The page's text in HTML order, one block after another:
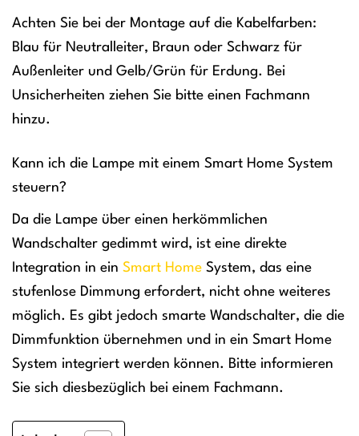
Achten Sie bei der Montage auf die Kabelfarben:
Blau für Neutralleiter, Braun oder Schwarz für
Außenleiter und Gelb/Grün für Erdung. Bei
Unsicherheiten ziehen Sie bitte einen Fachmann
hinzu.
Kann ich die Lampe mit einem Smart Home System
steuern?
Da die Lampe über einen herkömmlichen
Wandschalter gedimmt wird, ist eine direkte
Integration in ein Smart Home System, das eine
stufenlose Dimmung erfordert, nicht ohne weiteres
möglich. Es gibt jedoch smarte Wandschalter, die die
Dimmfunktion übernehmen und in ein Smart Home
System integriert werden können. Bitte informieren
Sie sich diesbezüglich bei einem Fachmann.